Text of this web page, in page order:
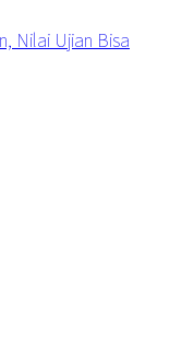
Nilai Ujian Bisa